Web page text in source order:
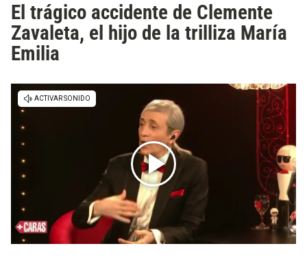
El trágico accidente de Clemente
Zavaleta, el hijo de la trilliza María
Emilia